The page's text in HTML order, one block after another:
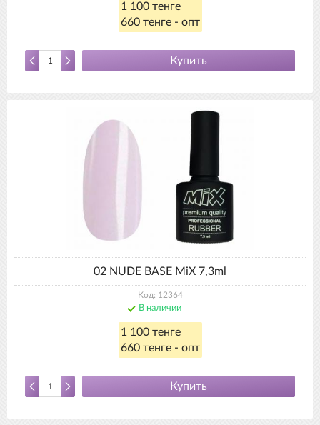
1 100 тенге
660 тенге - опт
Купить
02 NUDE BASE MiX 7,3ml
Код: 12364
В наличии
1 100 тенге
660 тенге - опт
Купить